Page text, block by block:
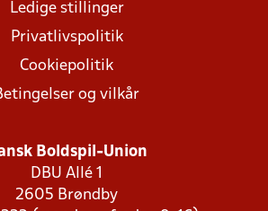
Ledige stillinger
Privatlivspolitik
Cookiepolitik
og vilkår
Boldspil-Union
DBU Allé 1
2605 Brøndby